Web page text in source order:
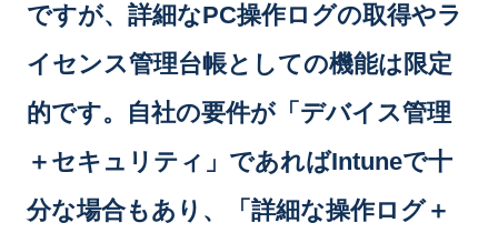
ですが、詳細なPC操作ログの取得やラ
イセンス管理台帳としての機能は限定
的です。自社の要件が「デバイス管理
＋セキュリティ」であればIntuneで十
分な場合もあり、「詳細な操作ログ＋